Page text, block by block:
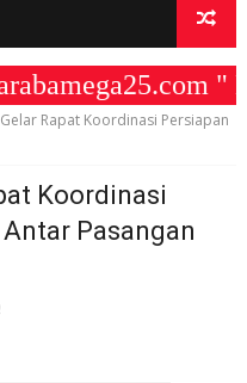
"
Rapat Koordinasi Persiapan
Koordinasi
Pasangan